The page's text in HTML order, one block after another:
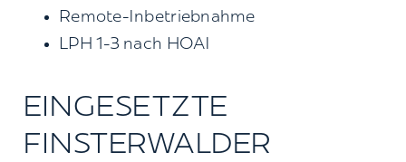
Remote-Inbetriebnahme
LPH 1-3 nach HOAI
EINGESETZTE
FINSTERWALDER